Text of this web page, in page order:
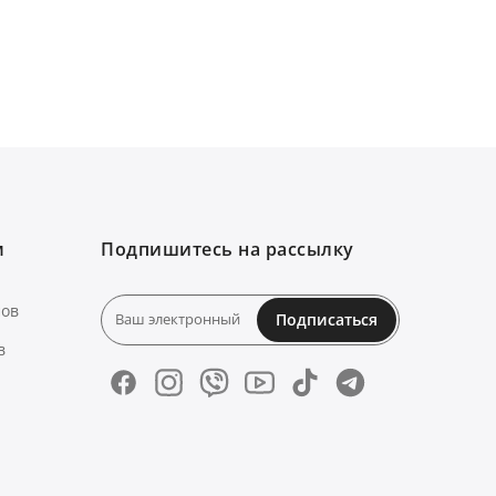
Подпишитесь на рассылку
Подписаться